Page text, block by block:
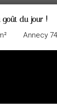
Seynod T3 70 m²
3pièces